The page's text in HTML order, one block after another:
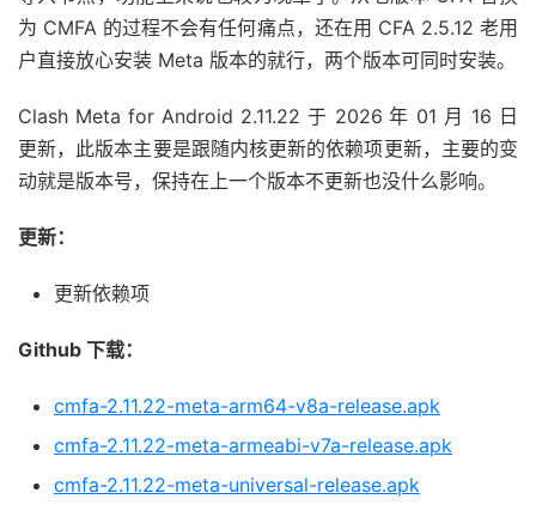
为 CMFA 的过程不会有任何痛点，还在用 CFA 2.5.12 老用
户直接放心安装 Meta 版本的就行，两个版本可同时安装。
Clash Meta for Android 2.11.22 于 2026 年 01 月 16 日
更新，此版本主要是跟随内核更新的依赖项更新，主要的变
动就是版本号，保持在上一个版本不更新也没什么影响。
更新：
更新依赖项
Github 下载：
cmfa-2.11.22-meta-arm64-v8a-release.apk
cmfa-2.11.22-meta-armeabi-v7a-release.apk
cmfa-2.11.22-meta-universal-release.apk